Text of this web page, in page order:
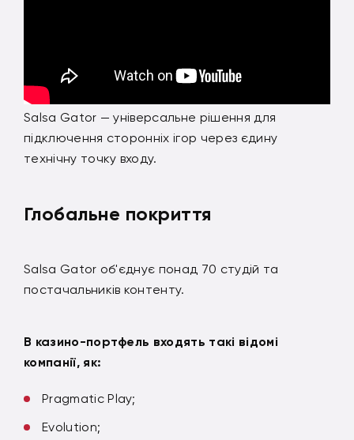
Salsa Gator — універсальне рішення для
підключення сторонніх ігор через єдину
технічну точку входу.
Глобальне покриття
Salsa Gator об'єднує понад 70 студій та
постачальників контенту.
В казино-портфель входять такі відомі
компанії, як:
Pragmatic Play;
Evolution;